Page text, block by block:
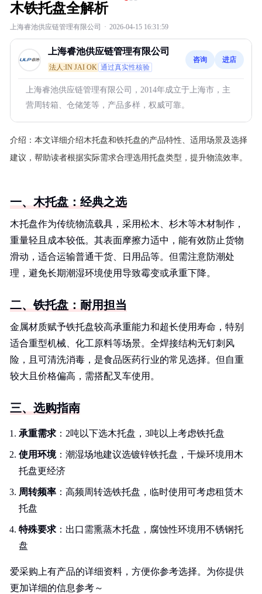
木铁托盘全解析
上海睿池供应链管理有限公司 · 2026-04-15 16:31:59
上海睿池供应链管理有限公司
法人:IN JAI OK 通过真实性核验
咨询 进店
上海睿池供应链管理有限公司，2014年成立于上海市，主
营周转箱、仓储笼等，产品多样，权威可靠。
介绍： 本文详细介绍木托盘和铁托盘的产品特性、适用场景及选择
建议，帮助读者根据实际需求合理选用托盘类型，提升物流效率。
一、木托盘：经典之选
木托盘作为传统物流载具，采用松木、杉木等木材制作，
重量轻且成本较低。其表面摩擦力适中，能有效防止货物
滑动，适合运输普通干货、日用品等。但需注意防潮处
理，避免长期潮湿环境使用导致霉变或承重下降。
二、铁托盘：耐用担当
金属材质赋予铁托盘较高承重能力和超长使用寿命，特别
适合重型机械、化工原料等场景。全焊接结构无钉刺风
险，且可清洗消毒，是食品医药行业的常见选择。但自重
较大且价格偏高，需搭配叉车使用。
三、选购指南
承重需求 ：2吨以下选木托盘，3吨以上考虑铁托盘
使用环境：潮湿场地建议选镀锌铁托盘，干燥环境用木
托盘更经济
周转频率 ：高频周转选铁托盘，临时使用可考虑租赁木
托盘
特殊要求 ：出口需熏蒸木托盘，腐蚀性环境用不锈钢托
盘
爱采购上有产品的详细资料，方便你参考选择。为你提供
更加详细的信息参考～